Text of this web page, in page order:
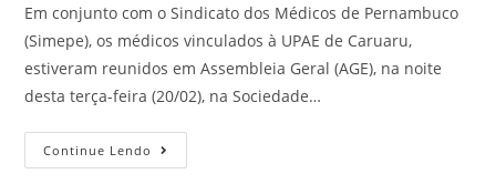
Em conjunto com o Sindicato dos Médicos de Pernambuco
(Simepe), os médicos vinculados à UPAE de Caruaru,
estiveram reunidos em Assembleia Geral (AGE), na noite
desta terça-feira (20/02), na Sociedade…
Continue Lendo